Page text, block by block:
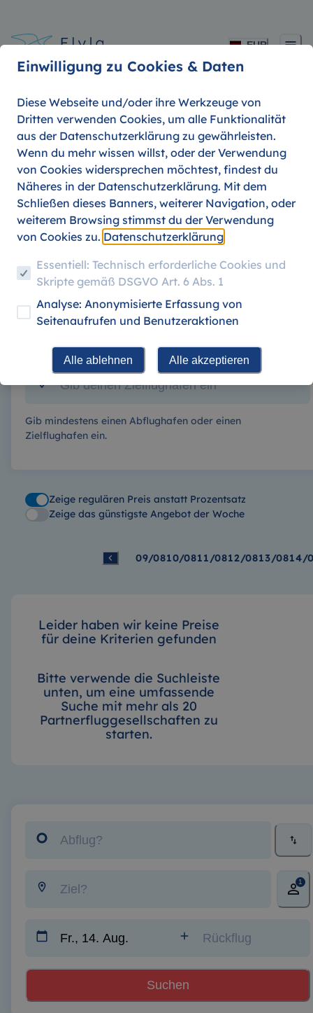
EUR
Entdecke unschlagbare
Reiseangebote und
Studierendenrabatte mit ITA auf
Flyla!
Gib mindestens einen Abflughafen oder einen
Zielflughafen ein.
Zeige regulären Preis anstatt Prozentsatz
Zeige das günstigste Angebot der Woche
09/0810/0811/0812/0813/0814/
Leider haben wir keine Preise
für deine Kriterien gefunden
Bitte verwende die Suchleiste
unten, um eine umfassende
Suche mit mehr als 20
Partnerfluggesellschaften zu
starten.
1
Suchen
Einwilligung zu Cookies & Daten
Diese Webseite und/oder ihre Werkzeuge von
Dritten verwenden Cookies, um alle Funktionalität
aus der Datenschutzerklärung zu gewährleisten.
Wenn du mehr wissen willst, oder der Verwendung
von Cookies widersprechen möchtest, findest du
Näheres in der Datenschutzerklärung. Mit dem
Schließen dieses Banners, weiterer Navigation, oder
weiterem Browsing stimmst du der Verwendung
von Cookies zu. Datenschutzerklärung
Essentiell: Technisch erforderliche Cookies und
Skripte gemäß DSGVO Art. 6 Abs. 1
Analyse: Anonymisierte Erfassung von
Seitenaufrufen und Benutzeraktionen
Alle ablehnen Alle akzeptieren